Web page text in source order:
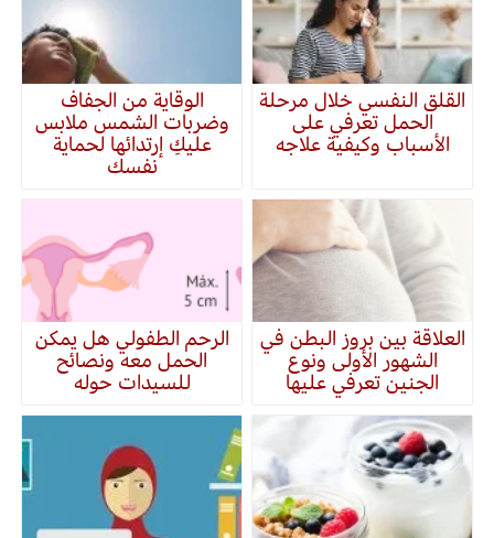
القلق النفسي خلال مرحلة
الحمل تعرفي على
الأسباب وكيفية علاجه
الوقاية من الجفاف
وضربات الشمس ملابس
عليكِ إرتدائها لحماية
نفسك
العلاقة بين بروز البطن في
الشهور الأولى ونوع
الجنين تعرفي عليها
الرحم الطفولي هل يمكن
الحمل معه ونصائح
للسيدات حوله